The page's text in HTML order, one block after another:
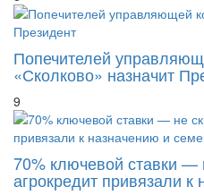
8
Попечителей
«Сколково» назначит
9
70% ключевой ставки —